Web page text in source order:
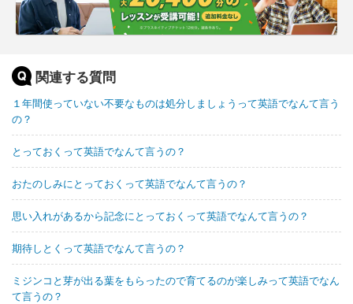
関連する質問
１年間使っていない不要なものは処分しましょうって英語でなんて言う
の？
とっておくって英語でなんて言うの？
おたのしみにとっておくって英語でなんて言うの？
思い入れがあるから記念にとっておくって英語でなんて言うの？
期待しとくって英語でなんて言うの？
ミジンコと芽が出る葉をもらったので育てるのが楽しみって英語でなん
て言うの？